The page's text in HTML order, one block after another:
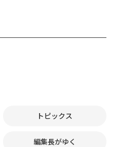
トピックス
編集長がゆく